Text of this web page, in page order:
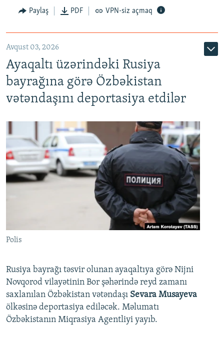
Paylaş PDF VPN-siz açmaq
Avqust 03, 2026
Ayaqaltı üzərindəki Rusiya
bayrağına görə Özbəkistan
vətəndaşını deportasiya etdilər
Polis
Rusiya bayrağı təsvir olunan ayaqaltıya görə Nijni
Novqorod vilayətinin Bor şəhərində reyd zamanı
saxlanılan Özbəkistan vətəndaşı Sevara Musayeva
ölkəsinə deportasiya ediləcək. Məlumatı
Özbəkistanın Miqrasiya Agentliyi yayıb.